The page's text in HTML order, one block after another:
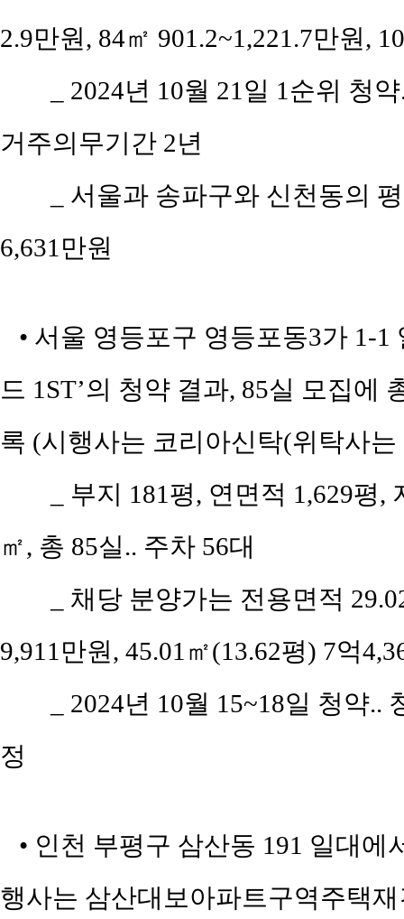
2.9만원, 84㎡ 901.2~1,221.7만원,
_ 2024년 10월 21일 1순위 청
거주의무기간 2년
_ 서울과 송파구와 신천동의
6,631만원
• 서울 영등포구 영등포동3가 1-
드 1ST’의 청약 결과, 85실 모집에
록 (시행사는 코리아신탁(위탁사
_ 부지 181평, 연면적 1,629평
㎡, 총 85실.. 주차 56대
_ 채당 분양가는 전용면적
9,911만원, 45.01㎡(13.62평) 7억
_ 2024년 10월 15~18일 청약
정
• 인천 부평구 삼산동 191 일대
행사는 삼산대보아파트구역주택